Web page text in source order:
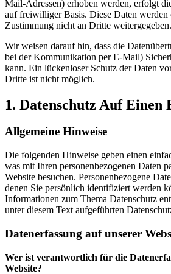
Mail-Adressen) erhoben werden, erfolgt
auf freiwilliger Basis. Diese Daten werden
Zustimmung nicht an Dritte weitergegeben.
Wir weisen darauf hin, dass die
bei der Kommunikation per E-Mail)
kann. Ein lückenloser Schutz der Daten
Dritte ist nicht möglich.
1. Datenschutz Auf Einen
Allgemeine Hinweise
Die folgenden Hinweise geben einen
was mit Ihren personenbezogenen Daten
Website besuchen. Personenbezogene
denen Sie persönlich identifiziert werden
Informationen zum Thema Datenschutz
unter diesem Text aufgeführten
Datenerfassung auf unserer
Wer ist verantwortlich für die
Website?